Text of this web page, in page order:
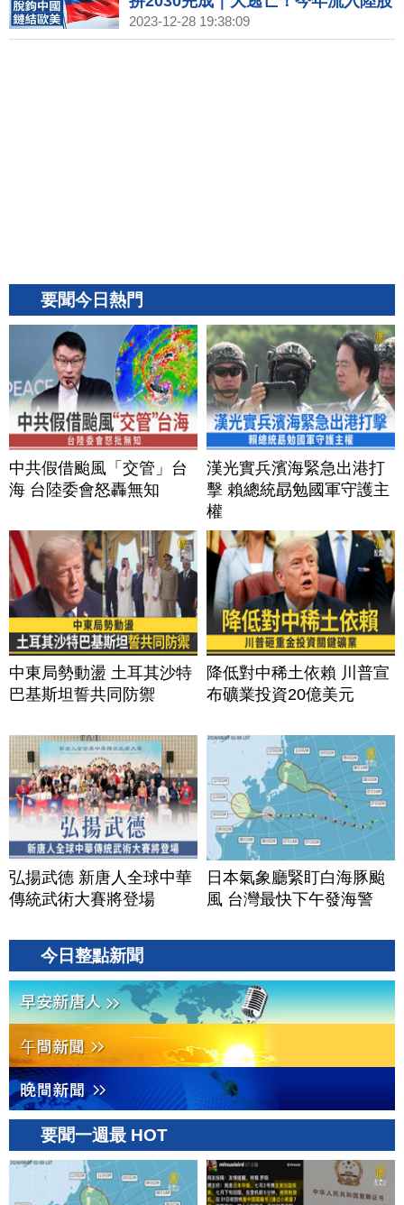
的外資近九成退場｜藝人西進風險高
外媒指五月天遭中共施壓
2023-12-28 19:38:09
要聞今日熱門
中共假借颱風「交管」台
海 台陸委會怒轟無知
漢光實兵濱海緊急出港打
擊 賴總統勗勉國軍守護主
權
中東局勢動盪 土耳其沙特
巴基斯坦誓共同防禦
降低對中稀土依賴 川普宣
布礦業投資20億美元
弘揚武德 新唐人全球中華
傳統武術大賽將登場
日本氣象廳緊盯白海豚颱
風 台灣最快下午發海警
今日整點新聞
要聞一週最 HOT